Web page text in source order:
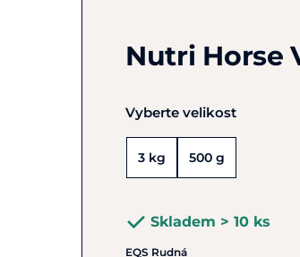
Nutri Horse
Vyberte velikost
3 kg 500 g
Skladem > 10 ks
EQS Rudná